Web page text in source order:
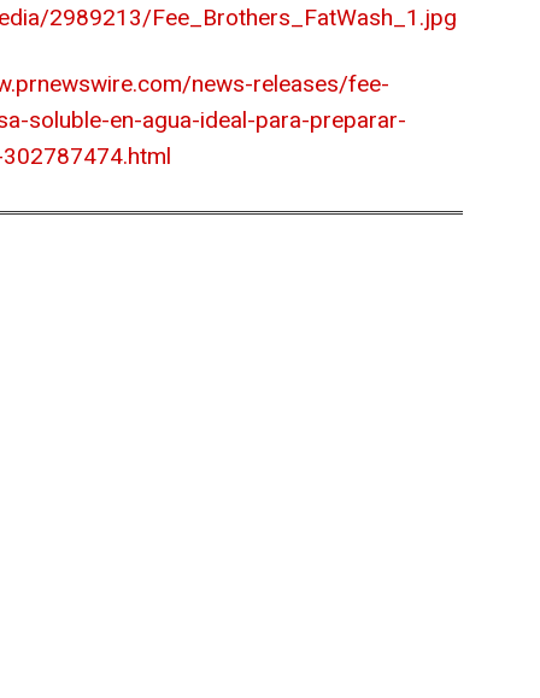
2989213/Fee_Brothers_FatWash_1.jpg
news-releases/fee-
soluble-en-agua-ideal-para-preparar-